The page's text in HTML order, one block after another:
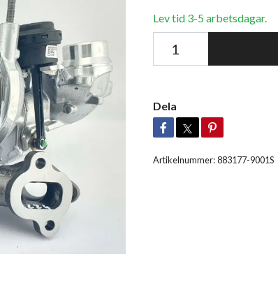
Lev tid 3-5 arbetsdagar.
Dela
Artikelnummer:883177-9001S